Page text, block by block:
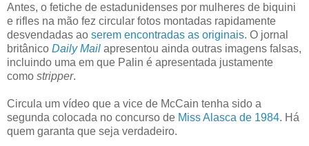
Antes, o fetiche de estadunidenses por mulheres de biquini
e rifles na mão fez circular fotos montadas rapidamente
desvendadas ao serem encontradas as originais. O jornal
britânico Daily Mail apresentou ainda outras imagens falsas,
incluindo uma em que Palin é apresentada justamente
como stripper.
Circula um vídeo que a vice de McCain tenha sido a
segunda colocada no concurso de Miss Alasca de 1984. Há
quem garanta que seja verdadeiro.